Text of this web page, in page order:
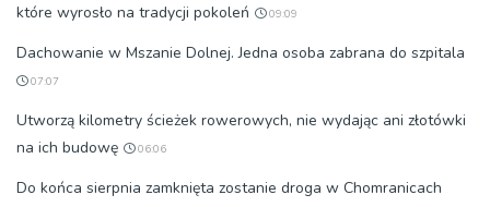
które wyrosło na tradycji pokoleń
09:09
Dachowanie w Mszanie Dolnej. Jedna osoba zabrana do szpitala
07:07
Utworzą kilometry ścieżek rowerowych, nie wydając ani złotówki
na ich budowę
06:06
Do końca sierpnia zamknięta zostanie droga w Chomranicach